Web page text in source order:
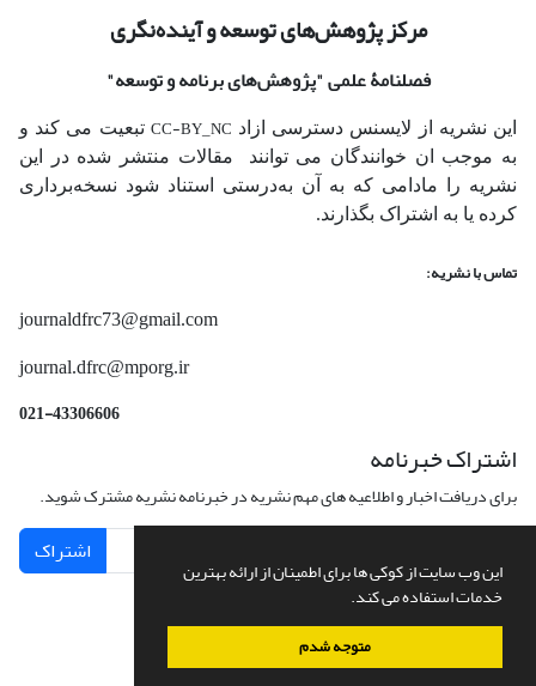
این وب سایت از کوکی ها برای اطمینان از ارائه بهترین
خدمات استفاده می کند.
متوجه شدم
مرکز پژوهش‌های توسعه و آینده‌نگری
فصلنامۀ علمی"پژوهش‌های برنامه و توسعه"
این نشریه از لایسنس دسترسی ازاد CC-BY_NC تبعیت می کند و
به موجب ان خوانندگان می توانند مقالات منتشر شده در این
نشریه را مادامی که به آن‌ به‌درستی استناد شود نسخه‌برداری
کرده یا به اشتراک بگذارند.
تماس با نشریه:
journaldfrc73@gmail.com
journal.dfrc@mporg.ir
021-43306606
اشتراک خبرنامه
برای دریافت اخبار و اطلاعیه های مهم نشریه در خبرنامه نشریه مشترک شوید.
اشتراک
سامانه مدیریت نشریات علمی.طراحی و پیاده سازی ازسیناوب